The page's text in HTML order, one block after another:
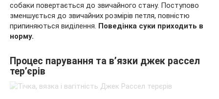
собаки повертається до звичайного стану. Поступово
зменшується до звичайних розмірів петля, повністю
припиняються виділення. Поведінка суки приходить в
норму.
Процес парування та в’язки джек рассел
тер’єрів